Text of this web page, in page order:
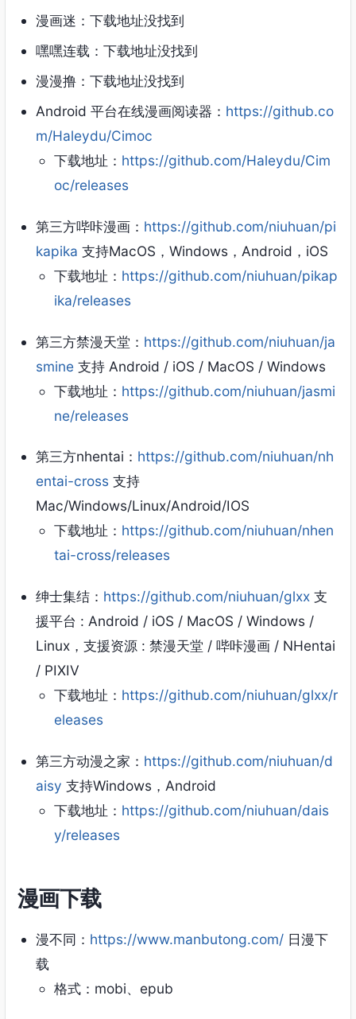
漫画迷：下载地址没找到
嘿嘿连载：下载地址没找到
漫漫撸：下载地址没找到
Android 平台在线漫画阅读器： https://github.co
m/Haleydu/Cimoc
下载地址： https://github.com/Haleydu/Cim
oc/releases
第三方哔咔漫画： https://github.com/niuhuan/pi
kapika 支持MacOS，Windows，Android，iOS
下载地址： https://github.com/niuhuan/pikap
ika/releases
第三方禁漫天堂： https://github.com/niuhuan/ja
smine 支持 Android / iOS / MacOS / Windows
下载地址： https://github.com/niuhuan/jasmi
ne/releases
第三方nhentai： https://github.com/niuhuan/nh
entai-cross 支持
Mac/Windows/Linux/Android/IOS
下载地址： https://github.com/niuhuan/nhen
tai-cross/releases
绅士集结： https://github.com/niuhuan/glxx 支
援平台 : Android / iOS / MacOS / Windows /
Linux，支援资源 : 禁漫天堂 / 哔咔漫画 / NHentai
/ PIXIV
下载地址： https://github.com/niuhuan/glxx/r
eleases
第三方动漫之家： https://github.com/niuhuan/d
aisy 支持Windows，Android
下载地址： https://github.com/niuhuan/dais
y/releases
漫画下载
漫不同： https://www.manbutong.com/ 日漫下
载
格式：mobi、epub